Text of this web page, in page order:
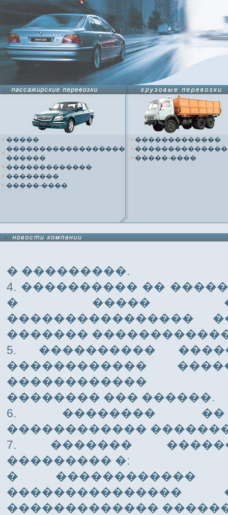
�����
������������������
������
�������������
��������
�����-����
�������������
�����-����
� ���������.
4. ���������� ��
� �����
����������������
�������
5. ����������
������������
������������
�������� ��� ������.
6. �������� ��
������������
7. �������
��������� �:
� ������������
���������������
�������������